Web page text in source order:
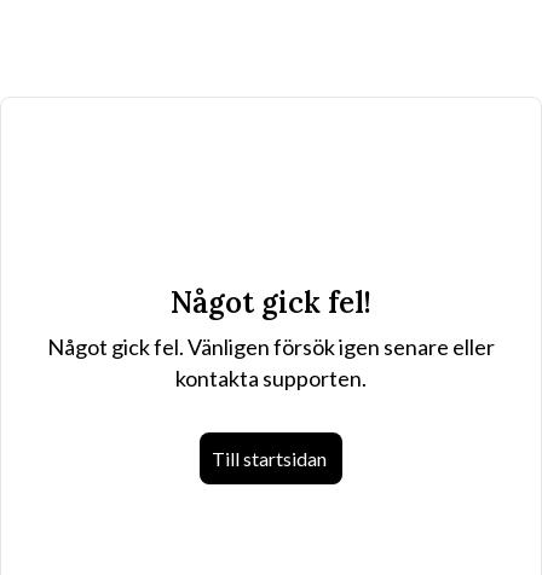
Något gick fel!
Något gick fel. Vänligen försök igen senare eller
kontakta supporten.
Till startsidan